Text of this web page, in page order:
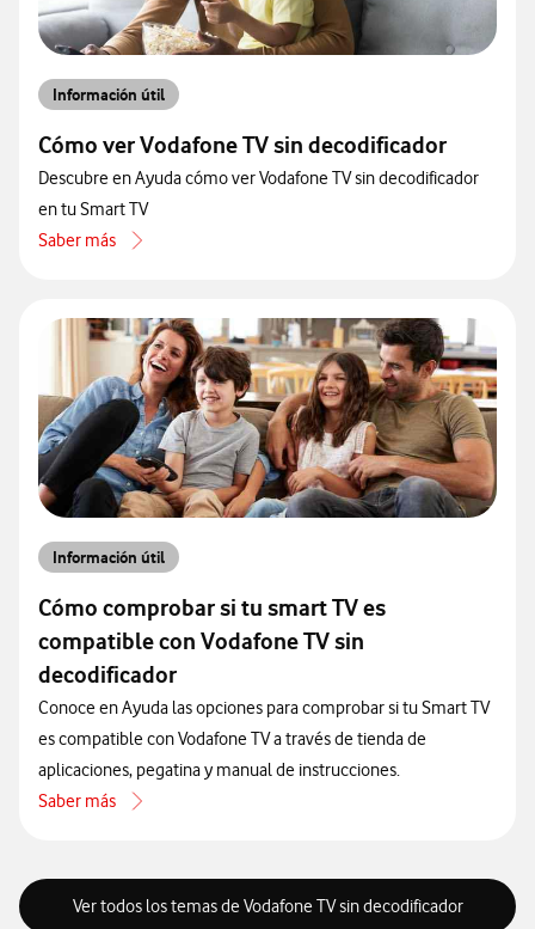
Información útil
Cómo ver Vodafone TV sin decodificador
Descubre en Ayuda cómo ver Vodafone TV sin decodificador
en tu Smart TV
Saber más
acerca de Cómo ver Vodafone TV sin decodificador
Información útil
Cómo comprobar si tu smart TV es
compatible con Vodafone TV sin
decodificador
Conoce en Ayuda las opciones para comprobar si tu Smart TV
es compatible con Vodafone TV a través de tienda de
aplicaciones, pegatina y manual de instrucciones.
Saber más
acerca de Cómo comprobar si tu smart TV es compatible con
Ver todos los temas de Vodafone TV sin decodificador